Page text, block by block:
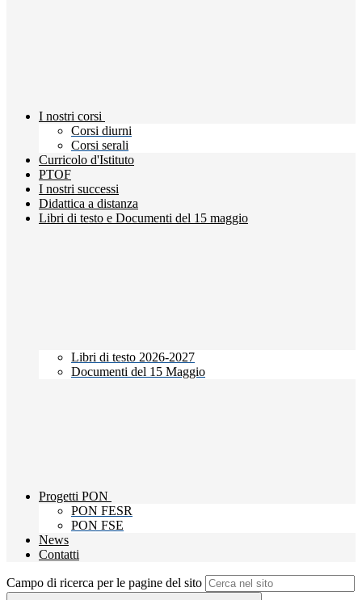
I nostri corsi
Corsi diurni
Corsi serali
Curricolo d'Istituto
PTOF
I nostri successi
Didattica a distanza
Libri di testo e Documenti del 15 maggio
Libri di testo 2026-2027
Documenti del 15 Maggio
Progetti PON
PON FESR
PON FSE
News
Contatti
Campo di ricerca per le pagine del sito